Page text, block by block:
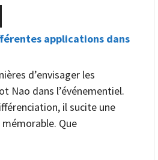
applications dans
d’envisager les
Nao dans l’événementiel.
il sucite une
Que